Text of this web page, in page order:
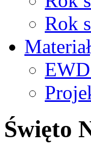
Rok
Święto